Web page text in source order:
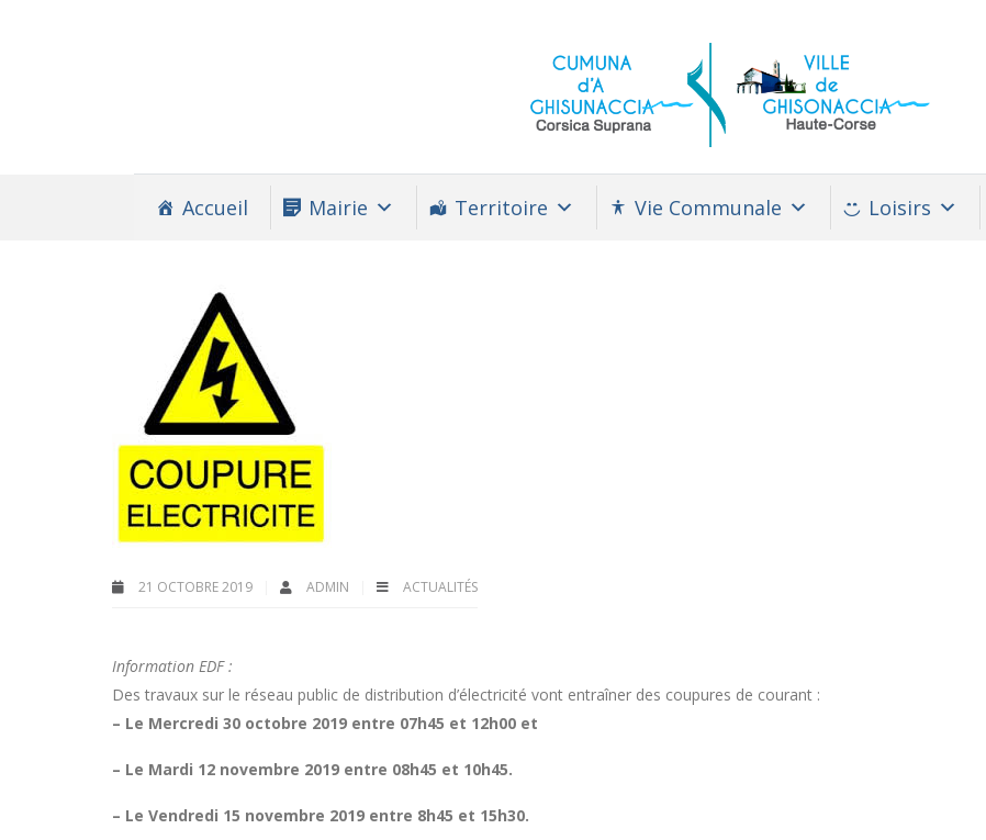
Accueil Mairie Territoire Vie Communale Loisirs
21 OCTOBRE 2019 ADMIN ACTUALITÉS
Information EDF :
Des travaux sur le réseau public de distribution d’électricité vont entraîner des coupures de courant :
– Le Mercredi 30 octobre 2019 entre 07h45 et 12h00 et
– Le Mardi 12 novembre 2019 entre 08h45 et 10h45.
– Le Vendredi 15 novembre 2019 entre 8h45 et 15h30.